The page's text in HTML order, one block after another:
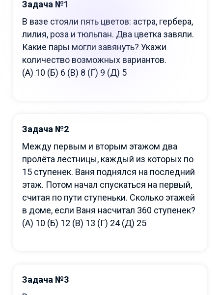
Задача №1
В вазе стояли пять цветов: астра, гербера,
лилия, роза и тюльпан. Два цветка завяли.
Какие пары могли завянуть? Укажи
количество возможных вариантов.
(А) 10 (Б) 6 (В) 8 (Г) 9 (Д) 5
Задача №2
Между первым и вторым этажом два
пролёта лестницы, каждый из которых по
15 ступенек. Ваня поднялся на последний
этаж. Потом начал спускаться на первый,
считая по пути ступеньки. Сколько этажей
в доме, если Ваня насчитал 360 ступенек?
(А) 10 (Б) 12 (В) 13 (Г) 24 (Д) 25
Задача №3